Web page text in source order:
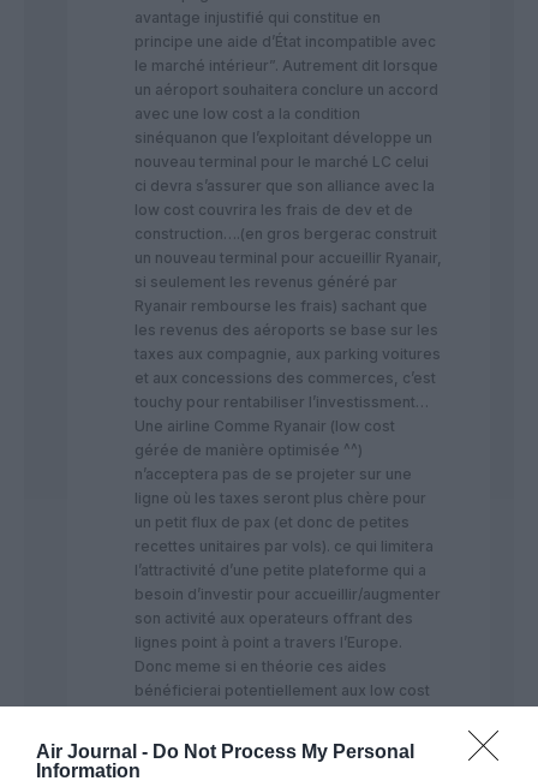
Air Journal - Do Not Process My Personal
Information
avantage injustifié qui constitue en
principe une aide d’État incompatible avec
le marché intérieur”. Autrement dit lorsque
un aéroport souhaitera conclure un accord
avec une low cost a la condition
sinéquanon que l’exploitant développe un
nouveau terminal pour le marché LC celui
ci devra s’assurer que son alliance avec la
low cost couvrira les frais de dev et de
construction….(en gros bergerac construit
un nouveau terminal pour accueillir Ryanair,
si seulement les revenus généré par
Ryanair rembourse les frais) sachant que
les revenus des aéroports se base sur les
taxes aux compagnie, aux parking voitures
et aux concessions des commerces, c’est
touchy pour rentabiliser l’investissment…
Une airline Comme Ryanair (low cost
gérée de manière optimisée ^^)
n’acceptera pas de se projeter sur une
ligne où les taxes seront plus chère pour
un petit flux de pax (et donc de petites
recettes unitaires par vols). ce qui limitera
l’attractivité d’une petite plateforme qui a
besoin d’investir pour accueillir/augmenter
son activité aux operateurs offrant des
lignes point à point a travers l’Europe.
Donc meme si en théorie ces aides
bénéficierai potentiellement aux low cost
son conditionnées par la santé financières